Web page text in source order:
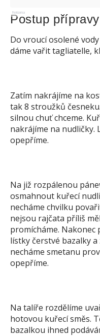
Reklama
Postup přípravy
Do vroucí osolené
dáme vařit tagliatelle,
Zatím nakrájíme na
tak 8 stroužků
silnou chuť chceme.
nakrájíme na nudličky.
opepříme.
Na již rozpálenou
osmahnout kuřecí
necháme chvilku
nejsou rajčata příliš
promícháme. Nakonec
lístky čerstvé bazalky
necháme smetanu
opepříme.
Na talíře rozdělíme
hotovou kuřecí směs.
bazalkou ihned